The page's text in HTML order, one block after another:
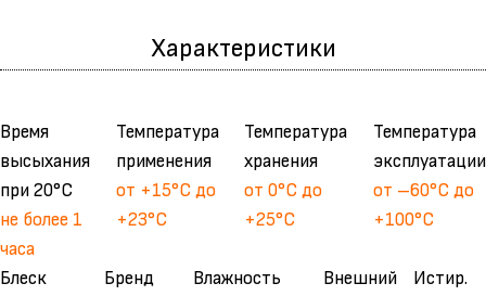
Характеристики
Время
высыхания
при 20°С
не более 1
часа
Температура
применения
от +15°С до
+23°С
Температура
хранения
от 0°С до
+25°С
Температура
эксплуатации
от –60°С до
+100°С
Блеск
Бренд
Влажность
Внешний
Истир.